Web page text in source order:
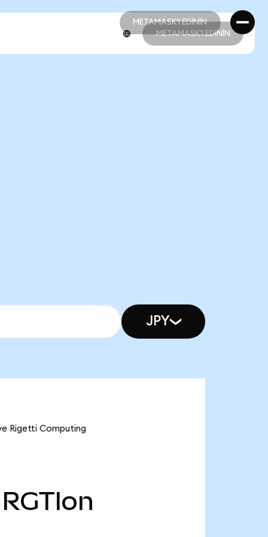
METAMASK'I EDİNİN
METAMASK'I EDİNİN
METAMASK'I EDİNİN
JPY
Rigetti Computing
RGTIon